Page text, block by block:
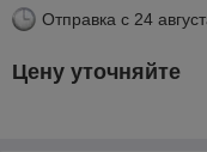
Отправка с 24
Цену уточняйте